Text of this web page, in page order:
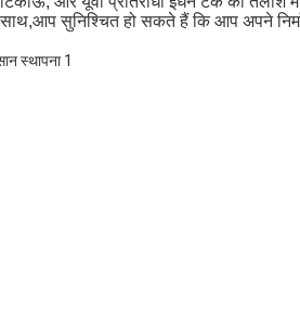
सुनिश्चित हो सकते हैं कि आप अपने